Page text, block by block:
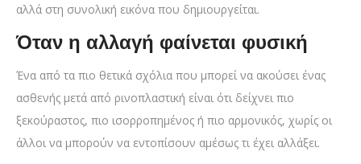
αλλά στη συνολική εικόνα που δημιουργείται.
Όταν η αλλαγή φαίνεται φυσική
Ένα από τα πιο θετικά σχόλια που μπορεί να ακούσει ένας
ασθενής μετά από ρινοπλαστική είναι ότι δείχνει πιο
ξεκούραστος, πιο ισορροπημένος ή πιο αρμονικός, χωρίς οι
άλλοι να μπορούν να εντοπίσουν αμέσως τι έχει αλλάξει.